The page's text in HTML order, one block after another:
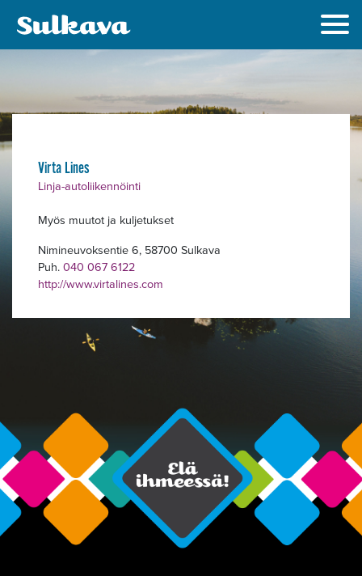
Virta Lines
Linja-autoliikennöinti
Myös muutot ja kuljetukset
Nimineuvoksentie 6, 58700 Sulkava
Puh.040 067 6122
http://www.virtalines.com
Alavalikko